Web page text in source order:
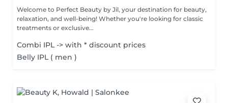
Welcome to Perfect Beauty by Jil, your destination for beauty,
relaxation, and well-being! Whether you're looking for classic
treatments or exclusive...
Combi IPL -> with * discount prices
Belly IPL ( men )